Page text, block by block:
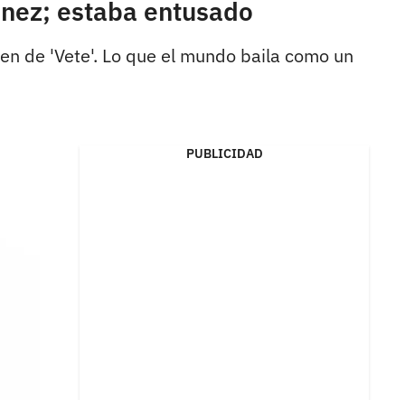
estaba entusado
de 'Vete'. Lo que el mundo baila como un
PUBLICIDAD